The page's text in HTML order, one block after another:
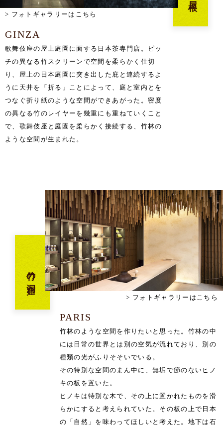
フォトギャラリーはこちら
GINZA
歌舞伎座の屋上庭園に面する日本茶専門店。ピッ
チの異なる竹スクリーンで空間を柔らかく仕切
り、屋上の日本庭園に突き出した庇と連続するよ
うに天井を「折る」ことによって、庭と室内とを
つなぐ折り紙のような空間ができあがった。密度
の異なる竹のレイヤーを幾重にも重ねていくこと
で、歌舞伎座と庭園を柔らかく接続する、竹林の
ような空間が生まれた。
竹の洞窟
フォトギャラリーはこちら
PARIS
竹林のような空間を作りたいと思った。竹林の中
には日常の世界とは別の空気が流れており、別の
種類の光がふりそそいでいる。
その特別な空間のまん中に、無垢で節のないヒノ
キの板を置いた。
ヒノキは特別な木で、その上に置かれたものを滑
らかにすると考えられていた。その板の上で日本
の「自然」を味わってほしいと考えた。地下は石